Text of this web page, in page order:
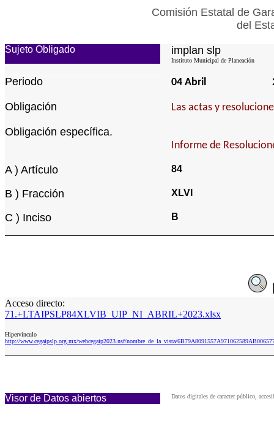
Comisión Estatal de
del
Sujeto Obligado implan slp
Instituto Municipal de Planeación
Periodo 04 Abril
Obligación Las actas y
Obligación específica.
Informe de
A ) Artículo 84
B ) Fracción XLVI
C ) Inciso B
Acceso directo:
71.+LTAIPSLP84XLVIB_UIP_NI_ABRIL+2023.xlsx
Hipervinculo
http://www.cegaipslp.org.mx/webcegaip2023.nsf/nombre_de_la_vista/
Visor de Datos abiertos Datos digitales de caracter público,